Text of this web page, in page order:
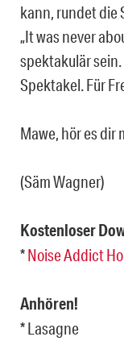
kann, rundet die
„It was never
spektakulär
Spektakel. Für
Mawe, hör es dir
(Säm Wagner)
Kostenloser
*Noise Addict
Anhören!
* Lasagne